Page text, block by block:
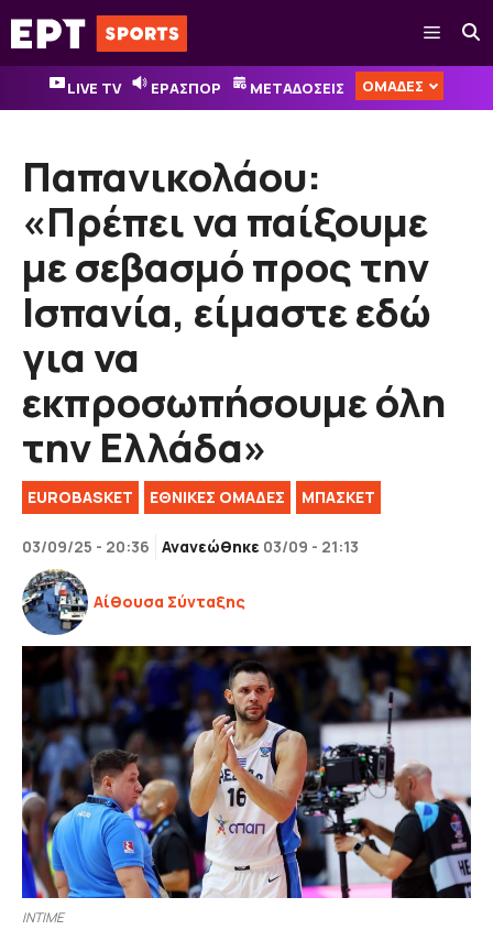
Μετάβαση
σε
περιεχόμενο
Μενού
LIVE TV ΕΡΑΣΠΟΡ ΜΕΤΑΔΟΣΕΙΣ ΟΜΑΔΕΣ
Παπανικολάου:
«Πρέπει να παίξουμε
με σεβασμό προς την
Ισπανία, είμαστε εδώ
για να
εκπροσωπήσουμε όλη
την Ελλάδα»
EUROBASKET EΘΝΙΚΈΣ OΜΆΔΕΣ ΜΠΑΣΚΕΤ
03/09/25 - 20:36 Ανανεώθηκε 03/09 - 21:13
Αίθουσα Σύνταξης
INTIME